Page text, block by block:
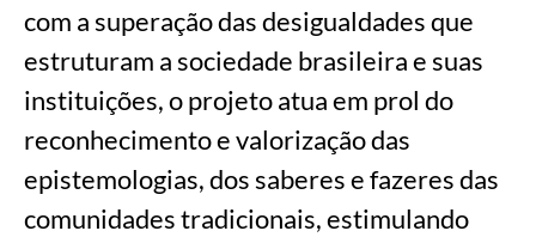
com a superação das desigualdades que
estruturam a sociedade brasileira e suas
instituições, o projeto atua em prol do
reconhecimento e valorização das
epistemologias, dos saberes e fazeres das
comunidades tradicionais, estimulando